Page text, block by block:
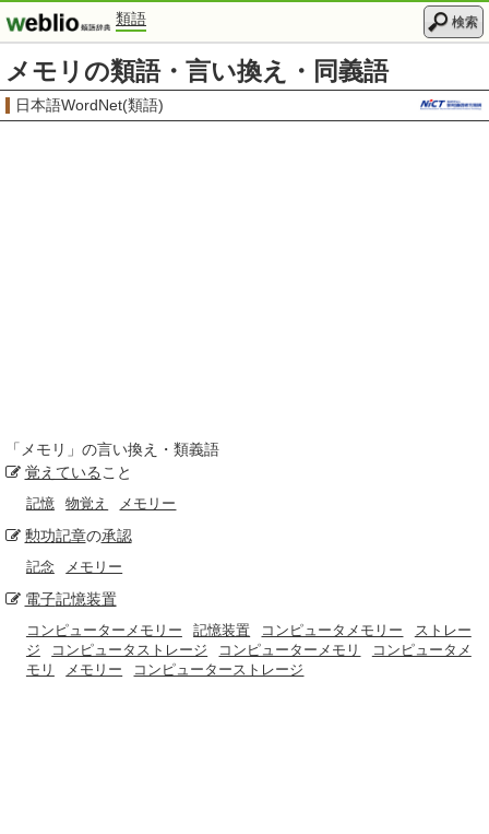
類語 検索
メモリの類語・言い換え・同義語
日本語WordNet(類語)
「 メモリ 」の言い換え・類義語
覚えている こと
記憶 物覚え メモリー
勲功記章の承認
記念 メモリー
電子記憶装置
コンピューターメモリー 記憶装置 コンピュータメモリー
ストレー
ジ
コンピュータストレージ コンピューターメモリ
コンピュータメ
モリ
メモリー コンピューターストレージ